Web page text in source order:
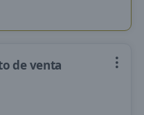
de venta